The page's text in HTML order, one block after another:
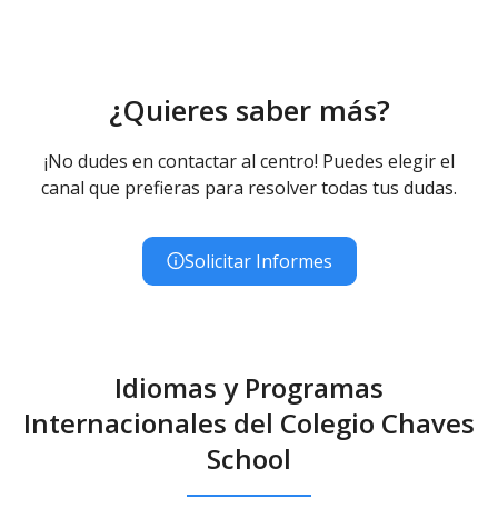
¿Quieres saber más?
¡No dudes en contactar al centro! Puedes elegir el
canal que prefieras para resolver todas tus dudas.
Solicitar Informes
Idiomas y Programas
Internacionales del Colegio Chaves
School